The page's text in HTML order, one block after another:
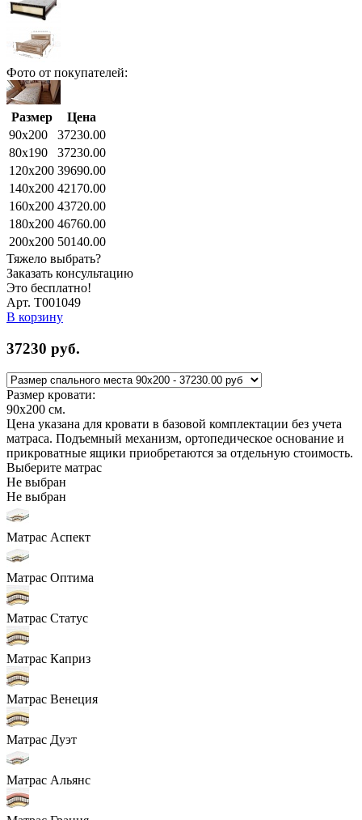
Фото от покупателей:
Размер
Цена
90x200
37230.00
80x190
37230.00
120x200 39690.00
140x200 42170.00
160x200 43720.00
180x200 46760.00
200x200 50140.00
Тяжело выбрать?
Заказать консультацию
Это бесплатно!
Арт. Т001049
В корзину
37230 руб.
Размер кровати:
90x200 см.
Цена указана для кровати в базовой комплектации без учета
матраса. Подъемный механизм, ортопедическое основание и
прикроватные ящики приобретаются за отдельную стоимость.
Выберите матрас
Не выбран
Не выбран
Матрас Аспект
Матрас Оптима
Матрас Статус
Матрас Каприз
Матрас Венеция
Матрас Дуэт
Матрас Альянс